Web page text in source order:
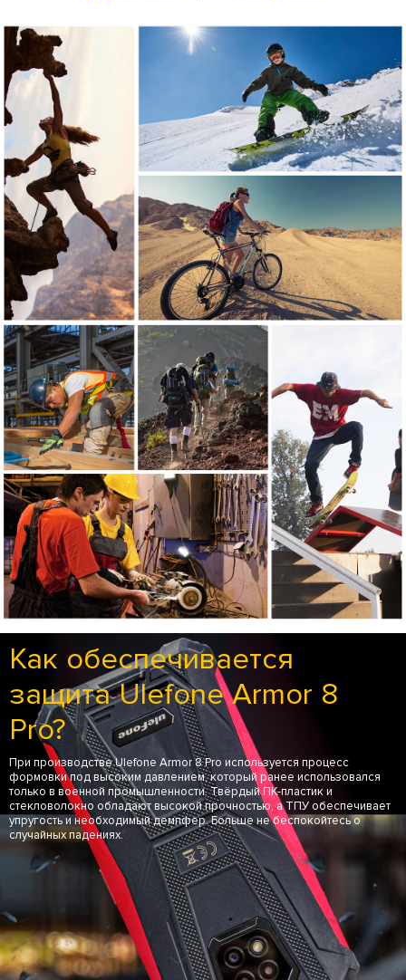
Как обеспечивается
защита Ulefone Armor 8
Pro?
При производстве Ulefone Armor 8 Pro используется процесс
формовки под высоким давлением, который ранее использовался
только в военной промышленности. Твёрдый ПК-пластик и
стекловолокно обладают высокой прочностью, а ТПУ обеспечивает
упругость и необходимый демпфер. Больше не беспокойтесь о
случайных падениях.